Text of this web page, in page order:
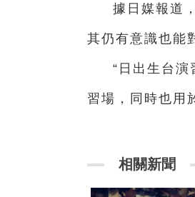
據日媒報道
其仍有意識也能
“日出生台
習場，同時也用
相關新聞